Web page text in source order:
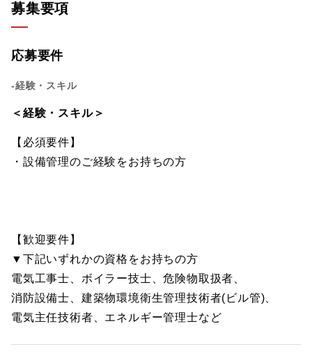
募集要項
応募要件
-経験・スキル
＜経験・スキル＞
【必須要件】
・設備管理のご経験をお持ちの方
【歓迎要件】
▼下記いずれかの資格をお持ちの方
電気工事士、ボイラー技士、危険物取扱者、
消防設備士、建築物環境衛生管理技術者(ビル管)、
電気主任技術者、エネルギー管理士など